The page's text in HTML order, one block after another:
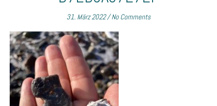
31. März 2022/ No Comments